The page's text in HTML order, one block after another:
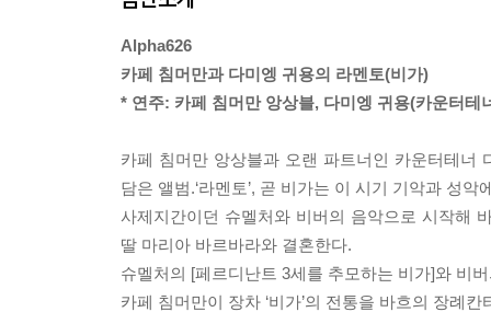
Alpha626
카페 침머만과 다미엥 귀용의 라멘토(비가)
* 연주: 카페 침머만 앙상블, 다미엥 귀용(카운터테
카페 침머만 앙상블과 오랜 파트너인 카운터테너
담은 앨범.‘라멘토’, 곧 비가는 이 시기 기악과 성악
사제지간이던 슈멜처와 비버의 음악으로 시작해
딸 마리아 바르바라와 결혼한다.
슈멜처의 [페르디난트 3세를 추모하는 비가]와 비
카페 침머만이 장차 ‘비가’의 전통을 바흐의 장례